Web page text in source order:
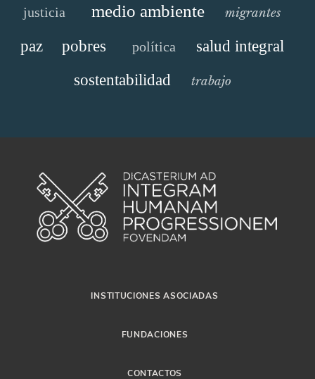
justicia medio ambiente migrantes
paz pobres política
salud integral
sostentabilidad
trabajo
INSTITUCIONES ASOCIADAS
FUNDACIONES
CONTACTOS